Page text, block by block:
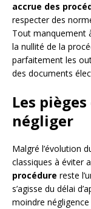
accrue des
respecter des
Tout manquement
la nullité de la
parfaitement les
des documents
Les
négliger
Malgré l’évolution
classiques à éviter
procédure reste
s’agisse du délai
moindre